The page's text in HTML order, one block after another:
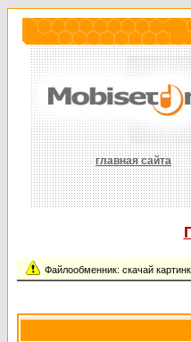
главная сайта
Файлообменник: скачай